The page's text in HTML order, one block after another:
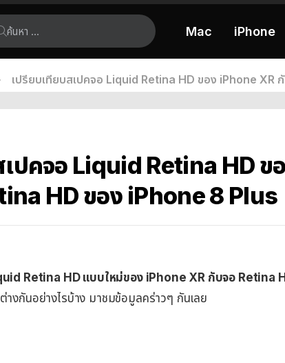
Mac iPhone
เปรียบเทียบสเปคจอ Liquid Retina HD ของ iPhone XR
ปคจอ Liquid Retina HD ข
HD ของ iPhone 8 Plus
Retina HD แบบใหม่ของ iPhone XR กับจอ Retina
างกันอย่างไรบ้าง มาชมข้อมูลคร่าวๆ กันเลย